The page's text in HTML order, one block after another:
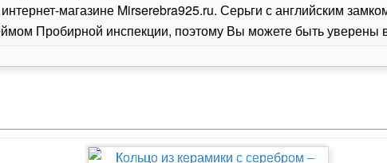
магазине Mirserebra925.ru. Серьги с английским
Пробирной инспекции, поэтому Вы можете быть уверены